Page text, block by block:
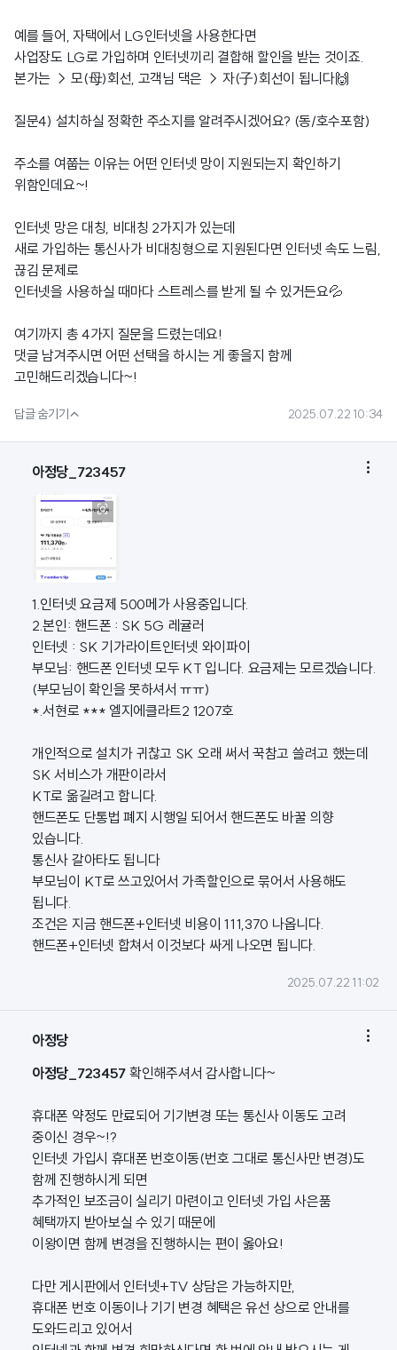
예를 들어, 자택에서 LG인터넷을 사용한다면
사업장도 LG로 가입하며 인터넷끼리 결합해 할인을 받는 것이죠.
본가는 → 모(母)회선, 고객님 댁은 → 자(子)회선이 됩니다🙌
질문4) 설치하실 정확한 주소지를 알려주시겠어요? (동/호수포함)
주소를 여쭙는 이유는 어떤 인터넷 망이 지원되는지 확인하기
위함인데요~!
인터넷 망은 대칭, 비대칭 2가지가 있는데
새로 가입하는 통신사가 비대칭형으로 지원된다면 인터넷 속도 느림,
끊김 문제로
인터넷을 사용하실 때마다 스트레스를 받게 될 수 있거든요💦
여기까지 총 4가지 질문을 드렸는데요!
댓글 남겨주시면 어떤 선택을 하시는 게 좋을지 함께
고민해드리겠습니다~!
답글 숨기기 2025.07.22 10:34
아정당_723457 

1.인터넷 요금제 500메가 사용중입니다.
2.본인: 핸드폰 : SK 5G 레귤러
인터넷 : SK 기가라이트인터넷 와이파이
부모님: 핸드폰 인터넷 모두 KT 입니다. 요금제는 모르겠습니다.
(부모님이 확인을 못하셔서 ㅠㅠ)
*.서현로 *** 엘지에클라트2 1207호
개인적으로 설치가 귀찮고 SK 오래 써서 꾹참고 쓸려고 했는데
SK 서비스가 개판이라서
KT로 옮길려고 합니다.
핸드폰도 단통법 폐지 시행일 되어서 핸드폰도 바꿀 의향
있습니다.
통신사 갈아타도 됩니다
부모님이 KT로 쓰고있어서 가족할인으로 묶어서 사용해도
됩니다.
조건은 지금 핸드폰+인터넷 비용이 111,370 나옵니다.
핸드폰+인터넷 합쳐서 이것보다 싸게 나오면 됩니다.
2025.07.22 11:02
아정당 
아정당_723457 확인해주셔서 감사합니다~
휴대폰 약정도 만료되어 기기변경 또는 통신사 이동도 고려
중이신 경우~!?
인터넷 가입시 휴대폰 번호이동(번호 그대로 통신사만 변경)도
함께 진행하시게 되면
추가적인 보조금이 실리기 마련이고 인터넷 가입 사은품
혜택까지 받아보실 수 있기 때문에
이왕이면 함께 변경을 진행하시는 편이 옳아요!
다만 게시판에서 인터넷+TV 상담은 가능하지만,
휴대폰 번호 이동이나 기기 변경 혜택은 유선 상으로 안내를
도와드리고 있어서